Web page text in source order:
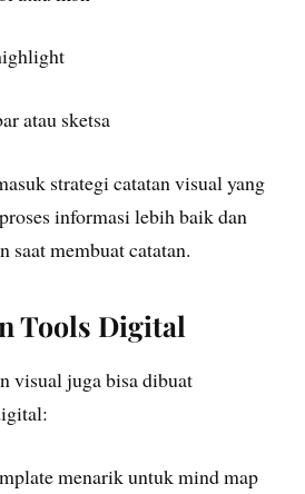
atau sketsa
strategi catatan visual yang
informasi lebih baik dan
saat membuat catatan.
Tools Digital
visual juga bisa dibuat
menarik untuk mind map